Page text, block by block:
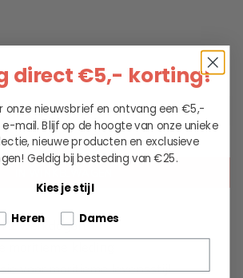
2 werkdagen
maritieme kleding
voor maritieme levensstijl
direct €5,- korting!
onze nieuwsbrief en ontvang een €5,-
mail. Blijf op de hoogte van onze unieke
nieuwe producten en exclusieve
Geldig bij besteding van €25.
Kies je stijl
us about your pets
Heren Dames